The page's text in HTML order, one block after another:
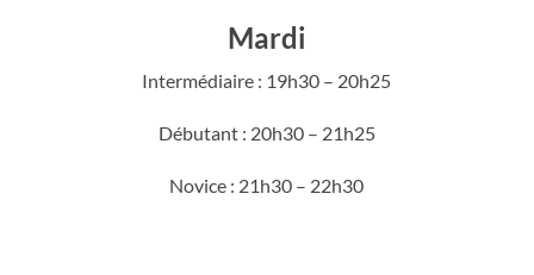
Mardi
Intermédiaire : 19h30 – 20h25
Débutant : 20h30 – 21h25
Novice : 21h30 – 22h30